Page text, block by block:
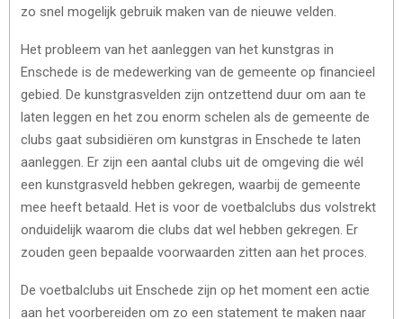
zo snel mogelijk gebruik maken van de nieuwe velden.
Het probleem van het aanleggen van het kunstgras in
Enschede is de medewerking van de gemeente op financieel
gebied. De kunstgrasvelden zijn ontzettend duur om aan te
laten leggen en het zou enorm schelen als de gemeente de
clubs gaat subsidiëren om kunstgras in Enschede te laten
aanleggen. Er zijn een aantal clubs uit de omgeving die wél
een kunstgrasveld hebben gekregen, waarbij de gemeente
mee heeft betaald. Het is voor de voetbalclubs dus volstrekt
onduidelijk waarom die clubs dat wel hebben gekregen. Er
zouden geen bepaalde voorwaarden zitten aan het proces.
De voetbalclubs uit Enschede zijn op het moment een actie
aan het voorbereiden om zo een statement te maken naar